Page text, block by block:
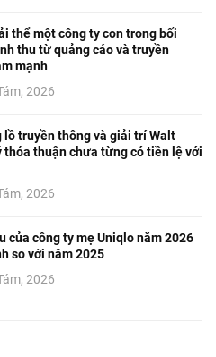
thể một công ty con trong bối
thu từ quảng cáo và truyền
mạnh
2026
lồ truyền thông và giải trí Walt
thỏa thuận chưa từng có tiền lệ với
2026
của công ty mẹ Uniqlo năm 2026
so với năm 2025
2026